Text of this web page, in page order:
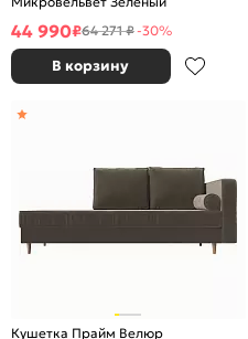
44 990₽64 271 ₽-30%
В корзину
Кушетка Прайм Велюр